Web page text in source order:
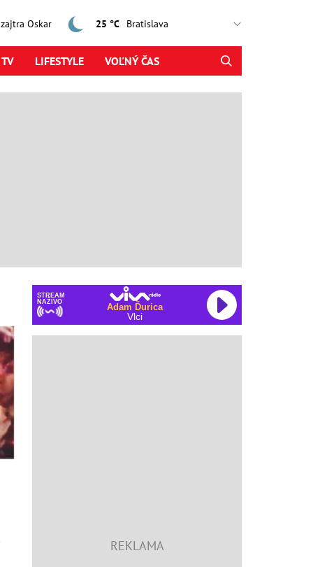
Oskar 25 °C
LIFESTYLE VOĽNÝ ČAS
STREAM
NAŽIVO
Adam Ďurica
Vlci